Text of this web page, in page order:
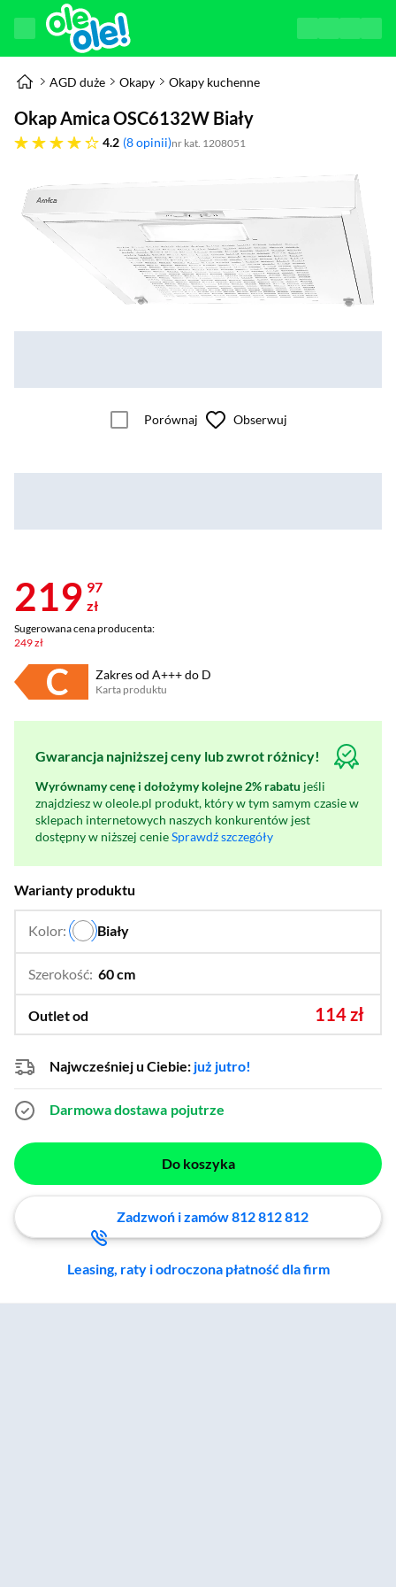
AGD duże Okapy Okapy kuchenne
Okap Amica OSC6132W Biały
4.2
4.2 gwiazdek 8 opinii nr kat. 1208051
Porównaj Obserwuj
219 97
zł
Sugerowana cena producenta:
249 zł
Zakres od A+++ do D
Karta produktu
Plik w formacie pdf
(otworzy się w nowym oknie)
Gwarancja najniższej ceny lub zwrot różnicy!
Wyrównamy cenę i dołożymy kolejne 2% rabatu jeśli
znajdziesz w oleole.pl produkt, który w tym samym czasie w
sklepach internetowych naszych konkurentów jest
dostępny w niższej cenieSprawdź szczegóły
Warianty produktu
Kolor: Biały
Szerokość: 60 cm
Outlet od 114 zł
Najwcześniej u Ciebie: już jutro!
Darmowa dostawa pojutrze
Do koszyka
Zadzwoń i zamów 812 812 812
Leasing, raty i odroczona płatność dla firm